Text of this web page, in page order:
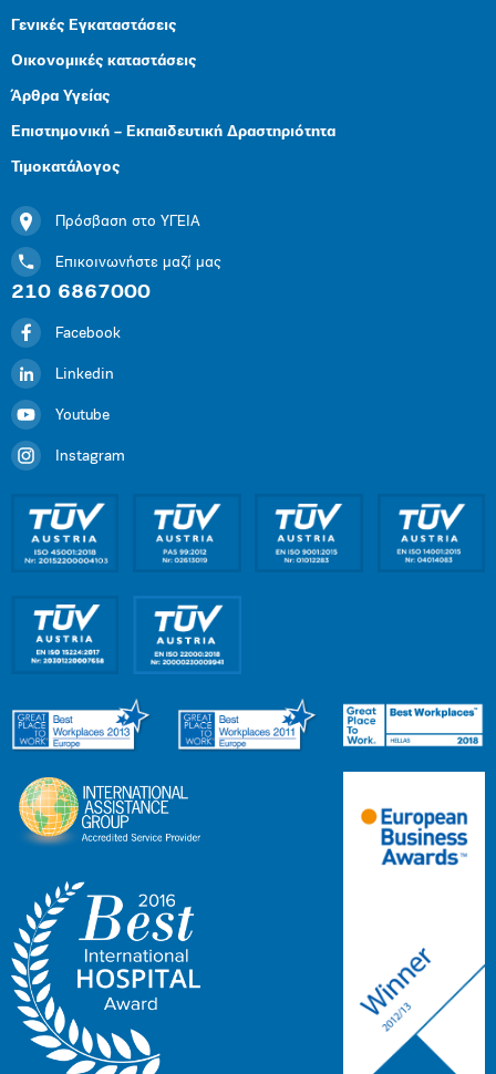
Γενικές Εγκαταστάσεις
Οικονομικές καταστάσεις
Άρθρα Υγείας
Επιστημονική – Εκπαιδευτική Δραστηριότητα
Τιμοκατάλογος
Πρόσβαση στο ΥΓΕΙΑ
Επικοινωνήστε μαζί μας
210 6867000
Facebook
Linkedin
Youtube
Instagram